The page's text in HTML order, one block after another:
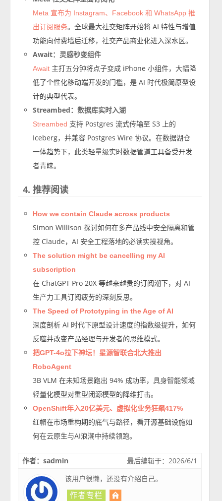
Meta 宣布为 Instagram、Facebook 和 WhatsApp 推
出订阅服务。全球最大社交矩阵开始将 AI 特性与增值
功能向付费墙后迁移，社交产品商业化进入深水区。
Await：灵感秒变组件
Await 主打五分钟将点子变成 iPhone 小组件，大幅降
低了个性化移动端开发的门槛，是 AI 时代极简原型设
计的典型代表。
Streambed：数据库实时入湖
Streambed 支持 Postgres 流式传输至 S3 上的
Iceberg，并兼容 Postgres Wire 协议。在数据湖仓
一体趋势下，此类轻量级实时数据管道工具备受开发
者青睐。
4. 推荐阅读
How we contain Claude across products
Simon Willison 探讨如何在多产品线中安全隔离和管
控 Claude，AI 安全工程落地的必读实操视角。
The solution might be cancelling my AI
subscription
在 ChatGPT Pro 20X 等越来越贵的订阅潮下，对 AI
生产力工具订阅疲劳的深刻反思。
The Speed of Prototyping in the Age of AI
深度剖析 AI 时代下原型设计速度的指数级提升，如何
反噬并改变产品经理与开发者的思维模式。
把GPT-4o拉下神坛！星源智联合北大推出
RoboAgent
3B VLM 在未知场景跑出 94% 成功率，具身智能领域
轻量化模型对重型闭源模型的降维打击。
OpenShift年入20亿美元、虚拟化业务狂飙417%
红帽在市场重构期的底气与路径，看开源基础设施如
何在云原生与AI浪潮中持续领跑。
最后编辑于：2026/6/1
作者：sadmin
该用户很懒，还没有介绍自己。